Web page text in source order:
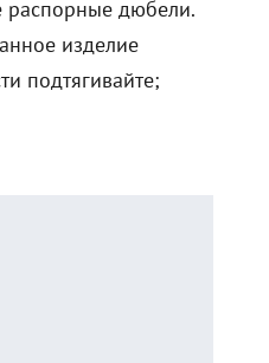
распорные дюбели.
изделие
подтягивайте;